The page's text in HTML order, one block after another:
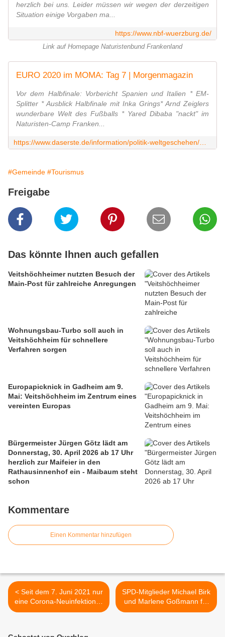
herzlich bei uns. Leider müssen wir wegen der derzeitigen
Situation einige Vorgaben ma...
https://www.nbf-wuerzburg.de/
Link auf Homepage Naturistenbund Frankenland
EURO 2020 im MOMA: Tag 7 | Morgenmagazin
Vor dem Halbfinale: Vorbericht Spanien und Italien * EM-
Splitter * Ausblick Halbfinale mit Inka Grings* Arnd Zeiglers
wunderbare Welt des Fußballs * Yared Dibaba "nackt" im
Naturisten-Camp Franken...
#Gemeinde #Tourismus
Freigabe
Das könnte Ihnen auch gefallen
Veitshöchheimer nutzten Besuch der
Main-Post für zahlreiche Anregungen
Wohnungsbau-Turbo soll auch in
Veitshöchheim für schnellere
Verfahren sorgen
Europapicknick in Gadheim am 9.
Mai: Veitshöchheim im Zentrum eines
vereinten Europas
Bürgermeister Jürgen Götz lädt am
Donnerstag, 30. April 2026 ab 17 Uhr
herzlich zur Maifeier in den
Rathausinnenhof ein - Maibaum steht
schon
Kommentare
Einen Kommentar hinzufügen
< Seit dem 7. Juni 2021 nur
eine Corona-Neuinfektion in
Veitshöchheim - in WÜ
SPD-Mitglieder Michael Birk
und Marlene Goßmann für
18jährige